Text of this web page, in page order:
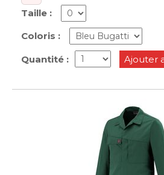
Taille :
Coloris :
Quantité : Ajouter